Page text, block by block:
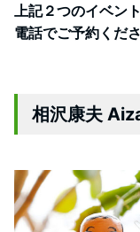
上記２つのイベン
電話でご予約くだ
相沢康夫